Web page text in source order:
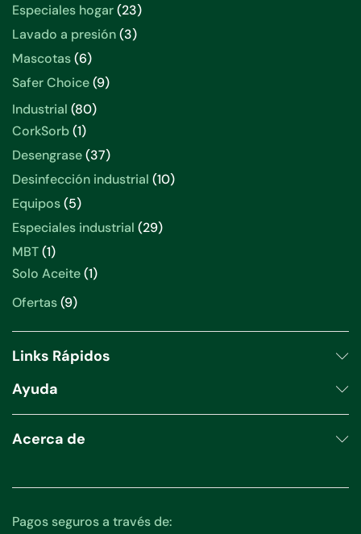
Especiales hogar 23
Lavado a presión 3
Mascotas 6
Safer Choice 9
Industrial 80
CorkSorb 1
Desengrase 37
Desinfección industrial 10
Equipos 5
Especiales industrial 29
MBT 1
Solo Aceite 1
Ofertas 9
Links Rápidos
Ayuda
Acerca de
Pagos seguros a través de: